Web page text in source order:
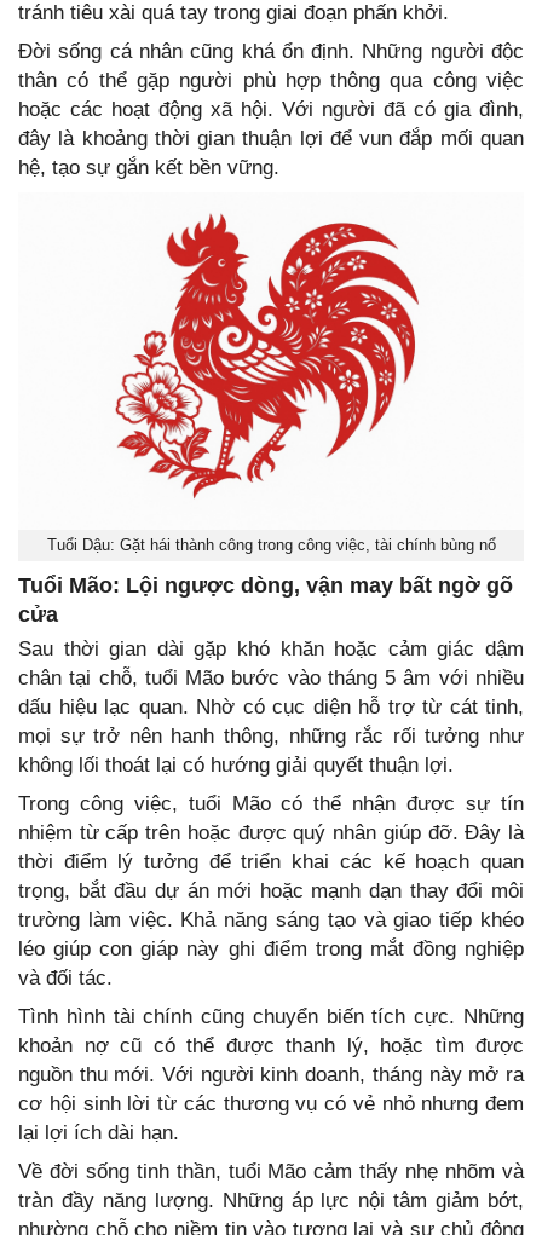
tránh tiêu xài quá tay trong giai đoạn phấn khởi.
Đời sống cá nhân cũng khá ổn định. Những người độc
thân có thể gặp người phù hợp thông qua công việc
hoặc các hoạt động xã hội. Với người đã có gia đình,
đây là khoảng thời gian thuận lợi để vun đắp mối quan
hệ, tạo sự gắn kết bền vững.
Tuổi Dậu: Gặt hái thành công trong công việc, tài chính bùng nổ
Tuổi Mão: Lội ngược dòng, vận may bất ngờ gõ
cửa
Sau thời gian dài gặp khó khăn hoặc cảm giác dậm
chân tại chỗ, tuổi Mão bước vào tháng 5 âm với nhiều
dấu hiệu lạc quan. Nhờ có cục diện hỗ trợ từ cát tinh,
mọi sự trở nên hanh thông, những rắc rối tưởng như
không lối thoát lại có hướng giải quyết thuận lợi.
Trong công việc, tuổi Mão có thể nhận được sự tín
nhiệm từ cấp trên hoặc được quý nhân giúp đỡ. Đây là
thời điểm lý tưởng để triển khai các kế hoạch quan
trọng, bắt đầu dự án mới hoặc mạnh dạn thay đổi môi
trường làm việc. Khả năng sáng tạo và giao tiếp khéo
léo giúp con giáp này ghi điểm trong mắt đồng nghiệp
và đối tác.
Tình hình tài chính cũng chuyển biến tích cực. Những
khoản nợ cũ có thể được thanh lý, hoặc tìm được
nguồn thu mới. Với người kinh doanh, tháng này mở ra
cơ hội sinh lời từ các thương vụ có vẻ nhỏ nhưng đem
lại lợi ích dài hạn.
Về đời sống tinh thần, tuổi Mão cảm thấy nhẹ nhõm và
tràn đầy năng lượng. Những áp lực nội tâm giảm bớt,
nhường chỗ cho niềm tin vào tương lai và sự chủ động